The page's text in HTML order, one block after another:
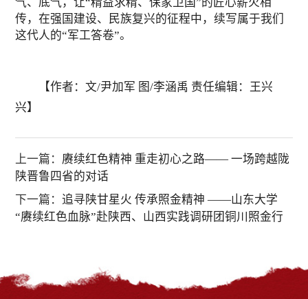
气、底气，让“精益求精、保家卫国”的匠心薪火相
传，在强国建设、民族复兴的征程中，续写属于我们
这代人的“军工答卷”。
【作者：文/尹加军 图/李涵禹 责任编辑：王兴
兴】
上一篇： 赓续红色精神 重走初心之路—— 一场跨越陇
陕晋鲁四省的对话
下一篇：追寻陕甘星火 传承照金精神 ——山东大学
“赓续红色血脉”赴陕西、山西实践调研团铜川照金行